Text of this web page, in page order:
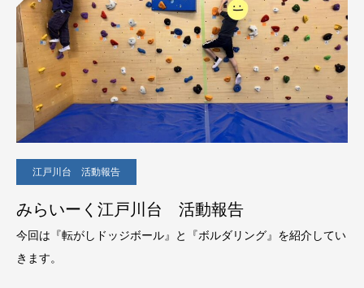
江戸川台 活動報告
みらいーく江戸川台 活動報告
今回は『転がしドッジボール』と『ボルダリング』を紹介してい
きます。